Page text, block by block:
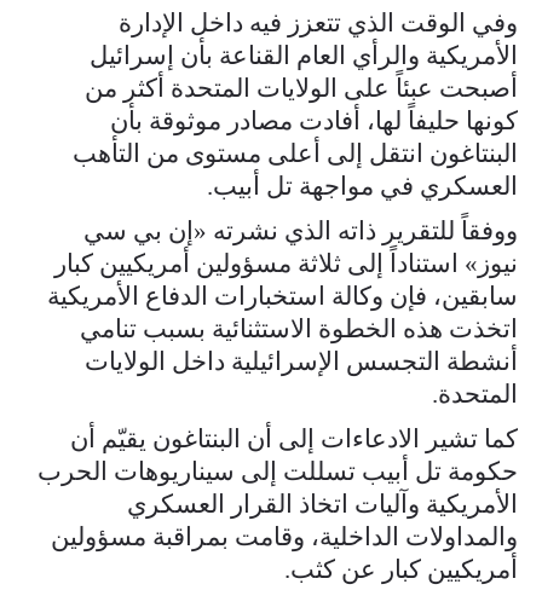
وفي الوقت الذي تتعزز فيه داخل الإدارة
الأمريكية والرأي العام القناعة بأن إسرائيل
أصبحت عبئاً على الولايات المتحدة أكثر من
كونها حليفاً لها، أفادت مصادر موثوقة بأن
البنتاغون انتقل إلى أعلى مستوى من التأهب
العسكري في مواجهة تل أبيب.
ووفقاً للتقرير ذاته الذي نشرته «إن بي سي
نيوز» استناداً إلى ثلاثة مسؤولين أمريكيين كبار
سابقين، فإن وكالة استخبارات الدفاع الأمريكية
اتخذت هذه الخطوة الاستثنائية بسبب تنامي
أنشطة التجسس الإسرائيلية داخل الولايات
المتحدة.
كما تشير الادعاءات إلى أن البنتاغون يقيّم أن
حكومة تل أبيب تسللت إلى سيناريوهات الحرب
الأمريكية وآليات اتخاذ القرار العسكري
والمداولات الداخلية، وقامت بمراقبة مسؤولين
أمريكيين كبار عن كثب.